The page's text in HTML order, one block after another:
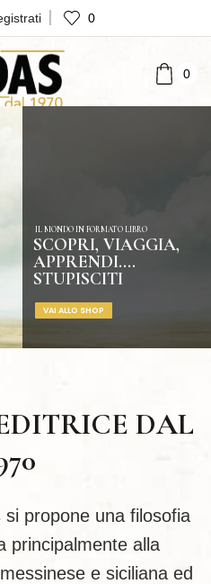
0
0
SCOPRI, VIAGGIA,
APPRENDI....
STUPISCITI
IL MONDO IN FORMATO LIBRO
VAI ALLO SHOP
DAL
propone una filosofia
principalmente alla
e siciliana ed